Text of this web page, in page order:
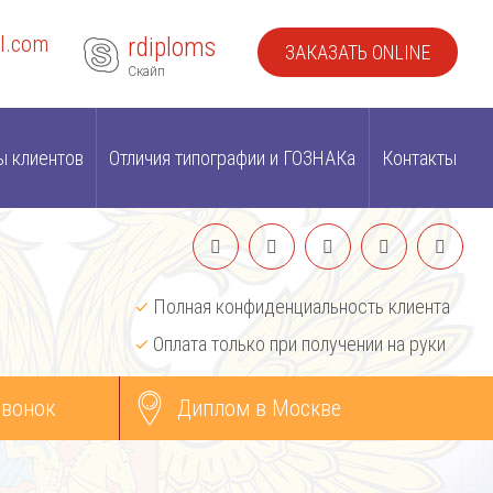
rdiploms
Скайп
ЗАКАЗАТЬ ONLINE
клиентов Отличия типографии и ГОЗНАКа Контакты
Полная конфиденциальность клиента
Оплата только при получении на руки
Диплом в Москве